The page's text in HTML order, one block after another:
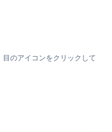
のアイコンをクリックして